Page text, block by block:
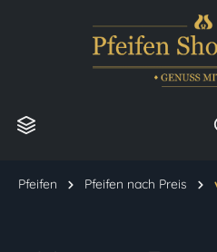
Pfeifen Pfeifen nach Preis